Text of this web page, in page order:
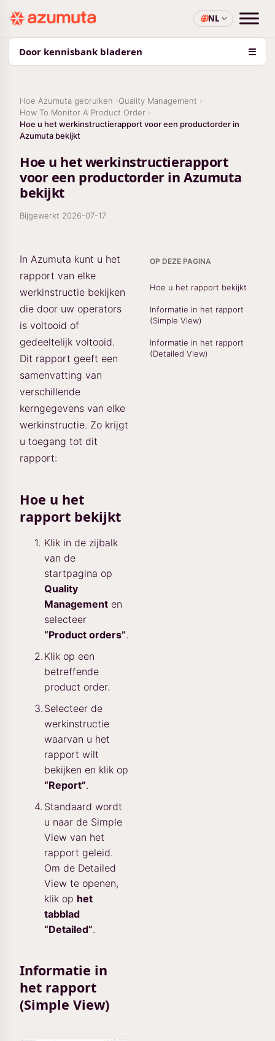
NL
Door kennisbank bladeren ☰
Hoe Azumuta gebruiken
Quality Management
How To Monitor A Product Order
Hoe u het werkinstructierapport voor een productorder in
Azumuta bekijkt
Hoe u het werkinstructierapport
voor een productorder in Azumuta
bekijkt
Bijgewerkt 2026-07-17
In Azumuta kunt u het
rapport van elke
werkinstructie bekijken
die door uw operators
is voltooid of
gedeeltelijk voltooid.
Dit rapport geeft een
samenvatting van
verschillende
kerngegevens van elke
werkinstructie. Zo krijgt
u toegang tot dit
rapport:
Hoe u het
rapport bekijkt
Klik in de zijbalk
van de
startpagina op
Quality
Management en
selecteer
“Product orders”.
Klik op een
betreffende
product order.
Selecteer de
werkinstructie
waarvan u het
rapport wilt
bekijken en klik op
“Report”.
Standaard wordt
u naar de Simple
View van het
rapport geleid.
Om de Detailed
View te openen,
klik op het
tabblad
“Detailed”.
Informatie in
het rapport
(Simple View)
OP DEZE PAGINA
Hoe u het rapport bekijkt
Informatie in het rapport
(Simple View)
Informatie in het rapport
(Detailed View)